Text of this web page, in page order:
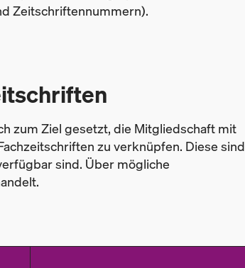
Zeitschriftennummern).
zum Ziel gesetzt, die Mitgliedschaft mit
zu verknüpfen. Diese sind
sind. Über mögliche